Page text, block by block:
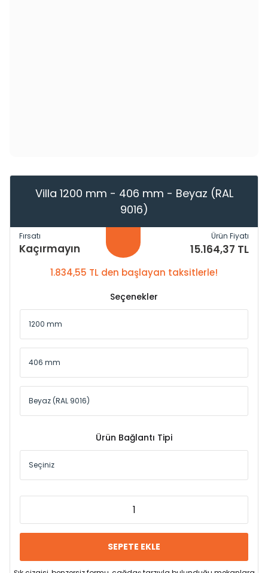
Villa 1200 mm - 406 mm - Beyaz (RAL
9016)
Fırsatı
Kaçırmayın
Ürün Fiyatı
15.164,37 TL
1.834,55 TL den başlayan taksitlerle!
Seçenekler
Ürün Bağlantı Tipi
SEPETE EKLE